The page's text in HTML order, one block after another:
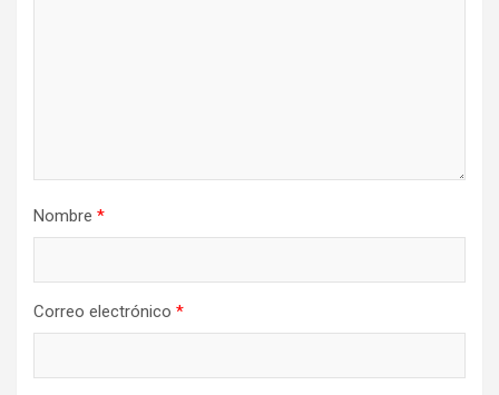
Nombre *
Correo electrónico *